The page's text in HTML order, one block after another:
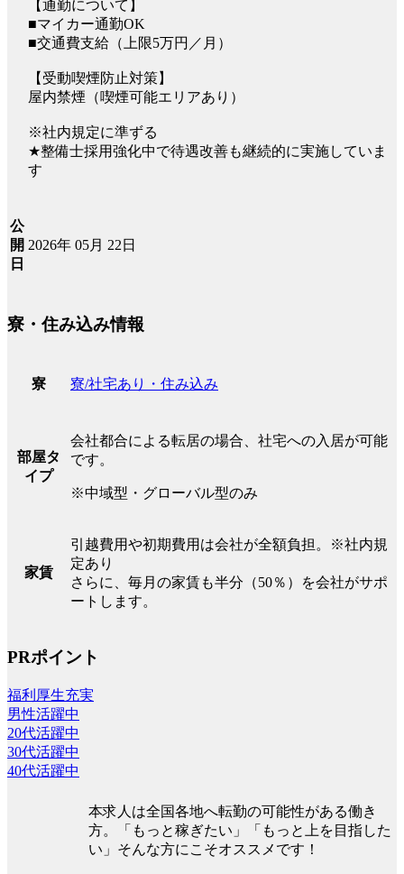
【通勤について】
■マイカー通勤OK
■交通費支給（上限5万円／月）
【受動喫煙防止対策】
屋内禁煙（喫煙可能エリアあり）
※社内規定に準ずる
★整備士採用強化中で待遇改善も継続的に実施していま
す
公
開
日
2026年 05月 22日
寮・住み込み情報
寮 寮/社宅あり・住み込み
部屋タ
イプ
会社都合による転居の場合、社宅への入居が可能
です。
※中域型・グローバル型のみ
家賃
引越費用や初期費用は会社が全額負担。※社内規
定あり
さらに、毎月の家賃も半分（50％）を会社がサポ
ートします。
PRポイント
福利厚生充実
男性活躍中
20代活躍中
30代活躍中
40代活躍中
本求人は全国各地へ転勤の可能性がある働き
方。「もっと稼ぎたい」「もっと上を目指した
い」そんな方にこそオススメです！